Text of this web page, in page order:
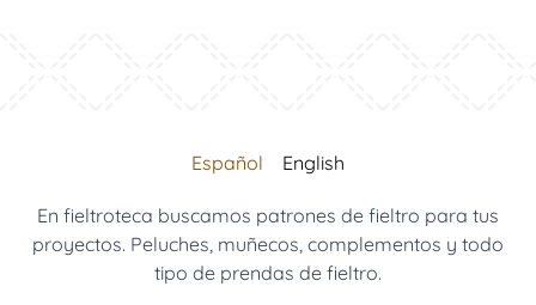
Español English
En fieltroteca buscamos patrones de fieltro para tus
proyectos. Peluches, muñecos, complementos y todo
tipo de prendas de fieltro.